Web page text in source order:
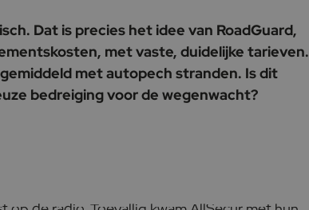
Dat is precies het idee van RoadGuard,
met vaste, duidelijke tarieven.
met autopech stranden. Is dit
bedreiging voor de wegenwacht?